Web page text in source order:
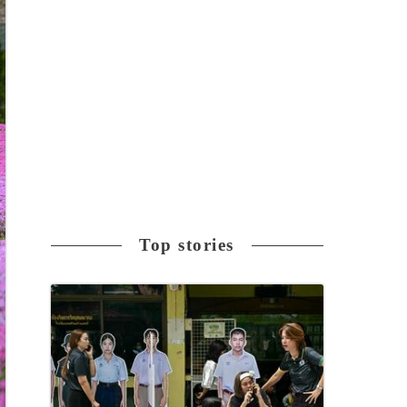
Top stories